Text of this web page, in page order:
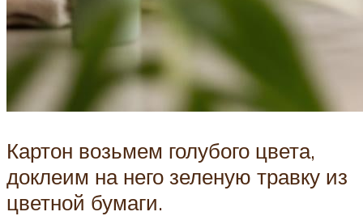
Картон возьмем голубого цвета,
доклеим на него зеленую травку из
цветной бумаги.